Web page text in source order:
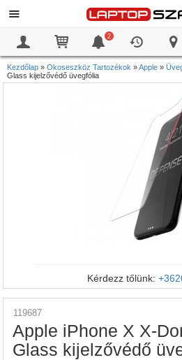
2
Kezdőlap » Okoseszköz Tartozékok »Apple »
Glass kijelzővédő üvegfólia
Kérdezz tőlünk:
119687
Apple iPhone X X-
Glass kijelzővédő